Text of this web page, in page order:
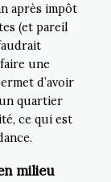
après impôt
(et pareil
une
d’avoir
quartier
ce qui est
milieu